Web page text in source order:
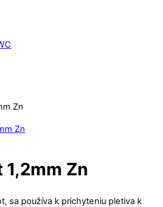
Zn
Zn
sa používa k prichyteniu pletiva k